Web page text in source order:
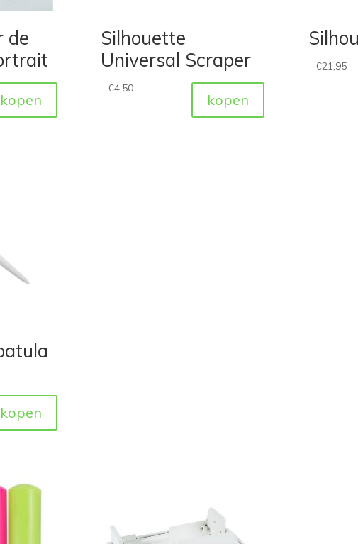
de
kopen
Silhouette
Universal Scraper
€4,50
kopen
€21,95
kopen